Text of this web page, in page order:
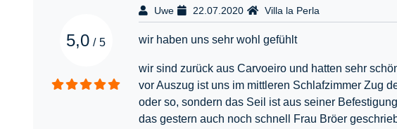
5,0 / 5
Uwe 22.07.2020 Villa la Perla
wir haben uns sehr wohl gefühlt
wir sind zurück aus Carvoeiro und hatten sehr
vor Auszug ist uns im mittleren Schlafzimmer Zug
oder so, sondern das Seil ist aus seiner
das gestern auch noch schnell Frau Bröer